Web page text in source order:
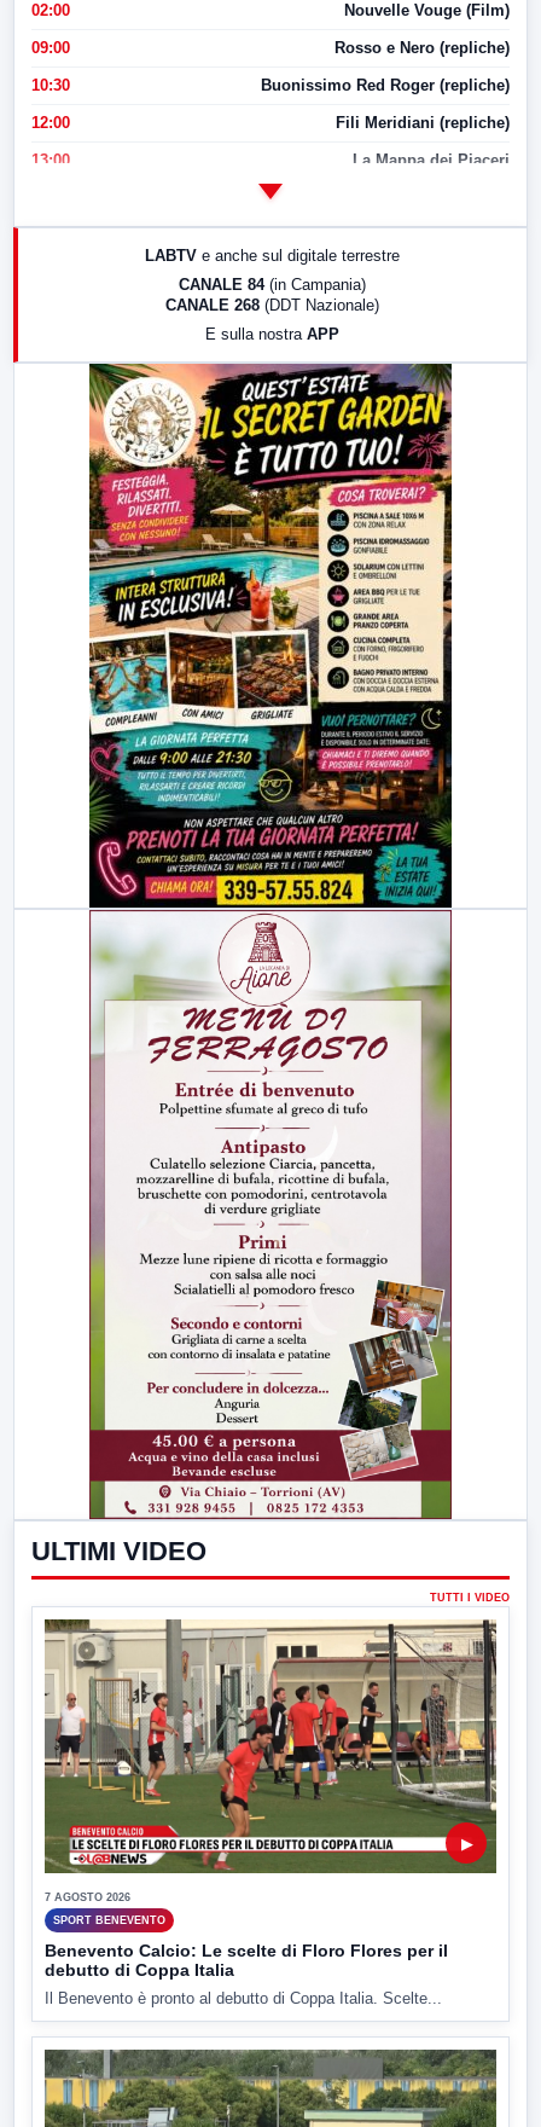
02:00 Nouvelle Vouge (Film)
09:00 Rosso e Nero (repliche)
10:30 Buonissimo Red Roger (repliche)
12:00 Fili Meridiani (repliche)
13:00 La Mappa dei Piaceri
LabNews (replica)
LABTV e anche sul digitale terrestre
CANALE 84 (in Campania)
CANALE 268 (DDT Nazionale)
E sulla nostra APP
ULTIMI VIDEO
TUTTI I VIDEO
▶
7 AGOSTO 2026
SPORT BENEVENTO
Benevento Calcio: Le scelte di Floro Flores per il
debutto di Coppa Italia
Il Benevento è pronto al debutto di Coppa Italia. Scelte...